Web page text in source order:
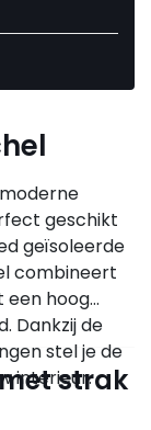
geschikt
geïsoleerde
combineert
een hoog
Dankzij de
stel je de
interieur.strak